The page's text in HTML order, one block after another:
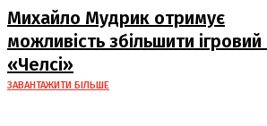
Михайло Мудрик отримує
можливість збільшити ігровий
«Челсі»
ЗАВАНТАЖИТИ БІЛЬШЕ